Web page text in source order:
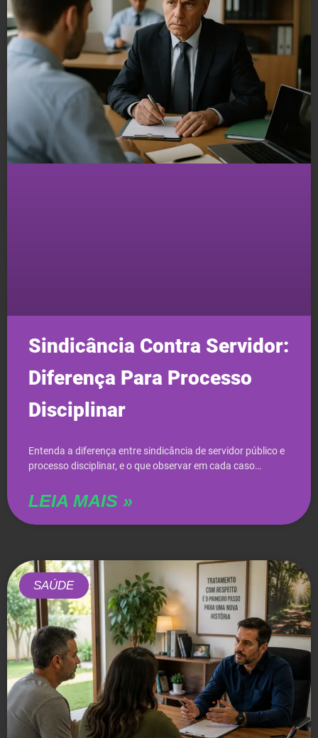
Sindicância Contra Servidor:
Diferença Para Processo
Disciplinar
Entenda a diferença entre sindicância de servidor público e
processo disciplinar, e o que observar em cada caso…
LEIA MAIS »
SAÚDE